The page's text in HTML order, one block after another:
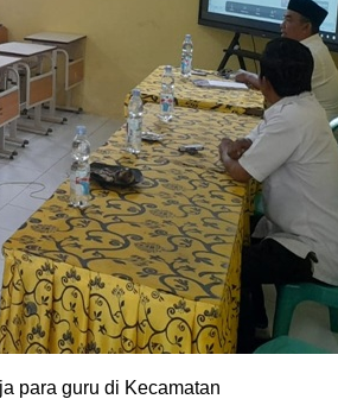
para guru di Kecamatan